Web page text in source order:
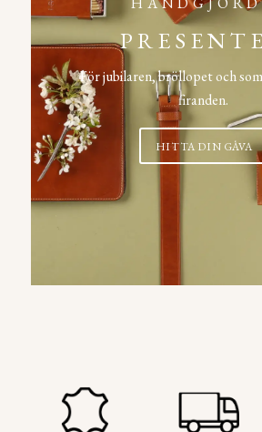
För jubilaren, bröllopet och
firanden.
HITTA DIN GÅVA